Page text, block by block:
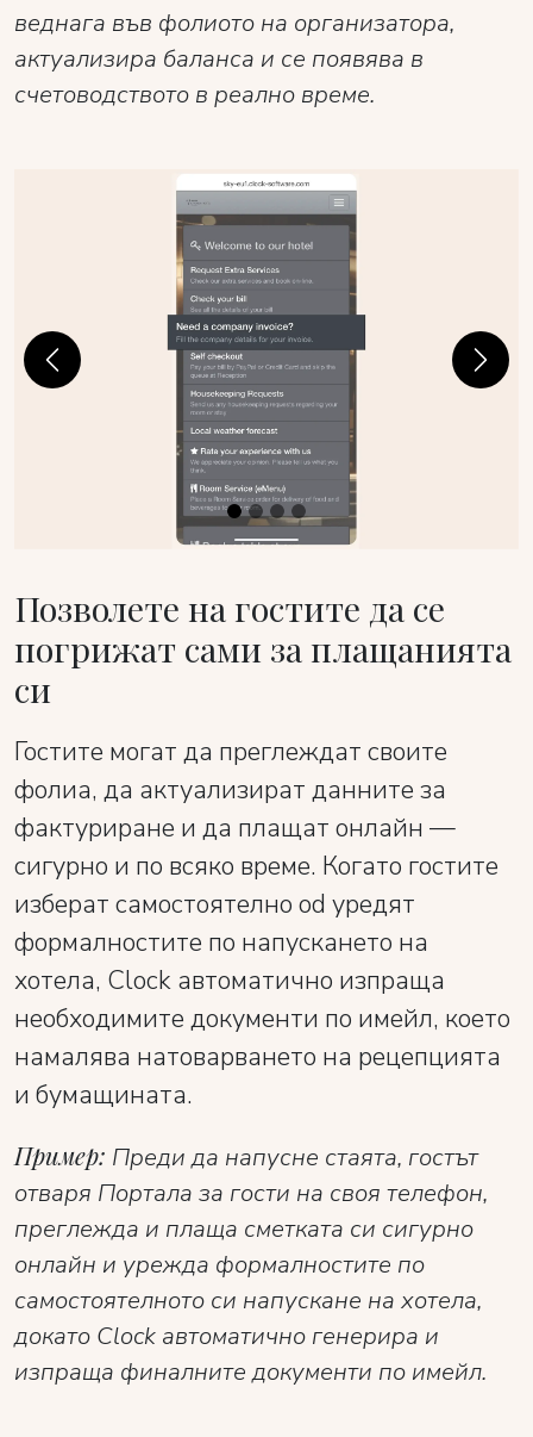
веднага във фолиото на организатора,
актуализира баланса и се появява в
счетоводството в реално време.
Previous Next
Позволете на гостите да се
погрижат сами за плащанията
си
Гостите могат да преглеждат своите
фолиа, да актуализират данните за
фактуриране и да плащат онлайн —
сигурно и по всяко време. Когато гостите
изберат самостоятелно od уредят
формалностите по напускането на
хотела, Clock автоматично изпраща
необходимите документи по имейл, което
намалява натоварването на рецепцията
и бумащината.
Пример: Преди да напусне стаята, гостът
отваря Портала за гости на своя телефон,
преглежда и плаща сметката си сигурно
онлайн и урежда формалностите по
самостоятелното си напускане на хотела,
докато Clock автоматично генерира и
изпраща финалните документи по имейл.